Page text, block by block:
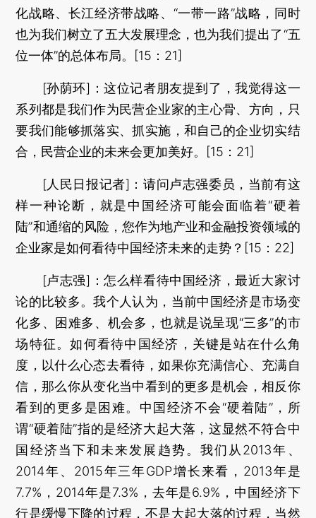
化战略、长江经济带战略、“一带一路”战略，同时
也为我们树立了五大发展理念，也为我们提出了“五
位一体”的总体布局。[15：21]
[孙荫环]：这位记者朋友提到了，我觉得这一
系列都是我们作为民营企业家的主心骨、方向，只
要我们能够抓落实、抓实施，和自己的企业切实结
合，民营企业的未来会更加美好。[15：21]
[人民日报记者]：请问卢志强委员，当前有这
样一种论断，就是中国经济可能会面临着“硬着
陆”和通缩的风险，您作为地产业和金融投资领域的
企业家是如何看待中国经济未来的走势？[15：22]
[卢志强]：怎么样看待中国经济，最近大家讨
论的比较多。我个人认为，当前中国经济是市场变
化多、困难多、机会多，也就是说呈现“三多”的市
场特征。如何看待中国经济，关键是站在什么角
度，以什么心态去看待，如果你充满信心、充满自
信，那么你从变化当中看到的更多是机会，相反你
看到的更多是困难。中国经济不会“硬着陆”，所
谓“硬着陆”指的是经济大起大落，这显然不符合中
国经济当下和未来发展趋势。我们从2013年、
2014年、2015年三年GDP增长来看，2013年是
7.7%，2014年是7.3%，去年是6.9%，中国经济下
行是缓慢下降的过程，不是大起大落的过程，当然